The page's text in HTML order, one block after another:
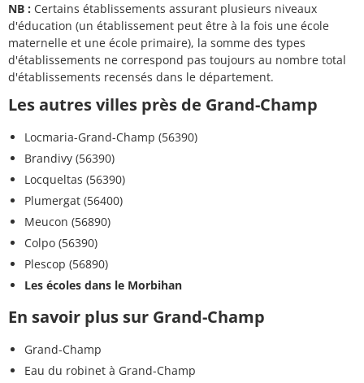
NB : Certains établissements assurant plusieurs niveaux
d'éducation (un établissement peut être à la fois une école
maternelle et une école primaire), la somme des types
d'établissements ne correspond pas toujours au nombre total
d'établissements recensés dans le département.
Les autres villes près de Grand-Champ
Locmaria-Grand-Champ (56390)
Brandivy (56390)
Locqueltas (56390)
Plumergat (56400)
Meucon (56890)
Colpo (56390)
Plescop (56890)
Les écoles dans le Morbihan
En savoir plus sur Grand-Champ
Grand-Champ
Eau du robinet à Grand-Champ